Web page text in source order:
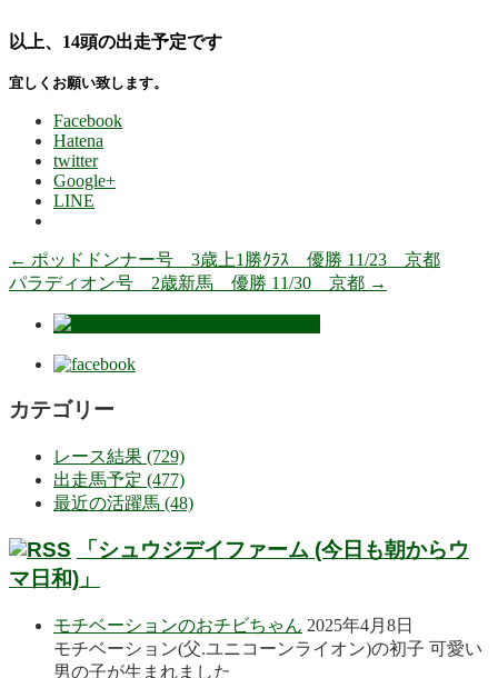
以上、14頭の出走予定です
宜しくお願い致します。
Facebook
Hatena
twitter
Google+
LINE
← ポッドドンナー号 3歳上1勝ｸﾗｽ 優勝 11/23 京都
パラディオン号 2歳新馬 優勝 11/30 京都 →
カテゴリー
レース結果 (729)
出走馬予定 (477)
最近の活躍馬 (48)
「シュウジデイファーム (今日も朝からウ
マ日和)」
モチベーションのおチビちゃん 2025年4月8日
モチベーション(父.ユニコーンライオン)の初子 可愛い
男の子が生まれました